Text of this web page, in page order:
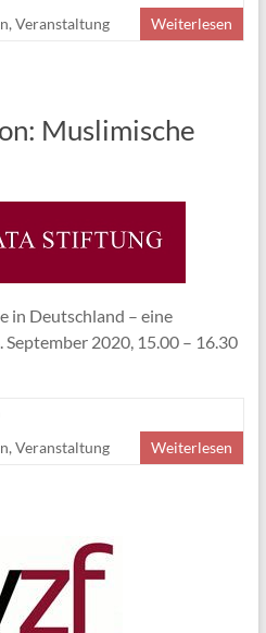
, Veranstaltung Weiterlesen
Muslimische
in Deutschland – eine
September 2020, 15.00 – 16.30
, Veranstaltung Weiterlesen